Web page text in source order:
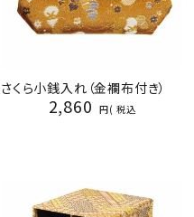
さくら小銭入れ（金襴布付き）
2,860 税込